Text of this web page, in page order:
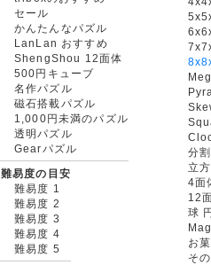
セール
かんたんなパズル
LanLan おすすめ
ShengShou 12面体
500円キューブ
名作パズル
磁石搭載パズル
1,000円未満のパズル
透明パズル
Gearパズル
難易度の目安
難易度 1
難易度 2
難易度 3
難易度 4
難易度 5
分
立
4面
12
球
お
そ